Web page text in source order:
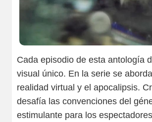
Cada episodio de esta antología
visual único. En la serie se
realidad virtual y el apocalipsis.
desafía las convenciones del
estimulante para los